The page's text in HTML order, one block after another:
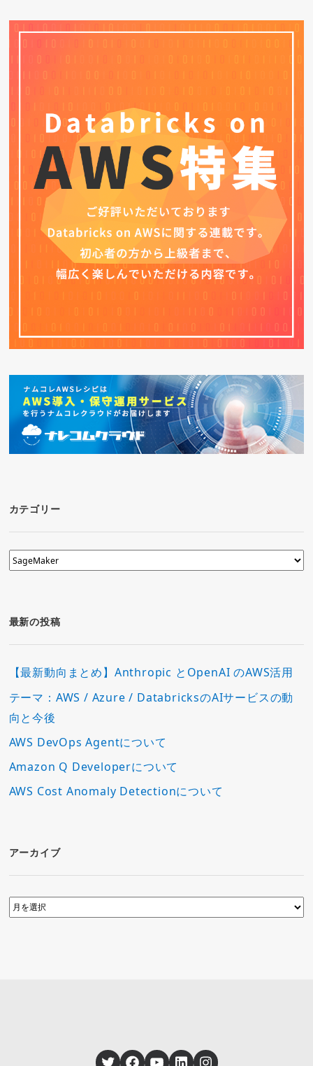
カテゴリー
カ
テ
ー
最新の投稿
【最新動向まとめ】Anthropic とOpenAI のAWS活用
テーマ：AWS / Azure / DatabricksのAIサービスの動
向と今後
AWS DevOps Agentについて
Amazon Q Developerについて
AWS Cost Anomaly Detectionについて
アーカイブ
Twitter Facebook YouTube LinkedIn Instagram